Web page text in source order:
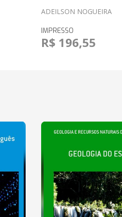
ADEILSON NOGUEIRA
IMPRESSO
R$ 196,55